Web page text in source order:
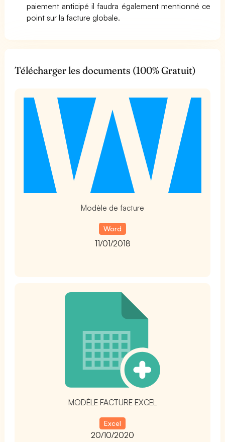
paiement anticipé il faudra également mentionné ce
point sur la facture globale.
Télécharger les documents (100% Gratuit)
Modèle de facture
Word
11/01/2018
MODÈLE FACTURE EXCEL
Excel
20/10/2020